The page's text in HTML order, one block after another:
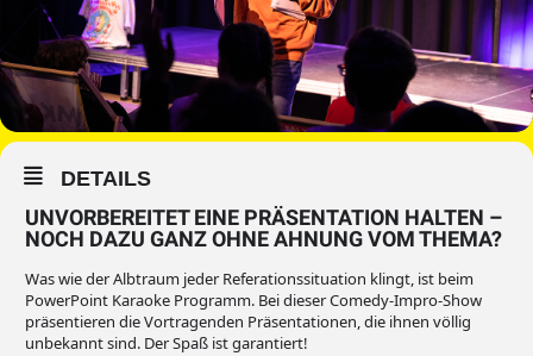
DETAILS
UNVORBEREITET EINE PRÄSENTATION HALTEN –
NOCH DAZU GANZ OHNE AHNUNG VOM THEMA?
Was wie der Albtraum jeder Referationssituation klingt, ist beim
PowerPoint Karaoke Programm. Bei dieser Comedy-Impro-Show
präsentieren die Vortragenden Präsentationen, die ihnen völlig
unbekannt sind. Der Spaß ist garantiert!